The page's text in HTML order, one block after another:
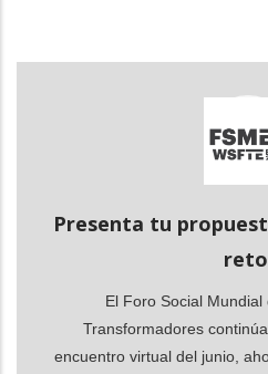
Presenta tu
El Foro Social
Transformadores
encuentro virtual del junio,